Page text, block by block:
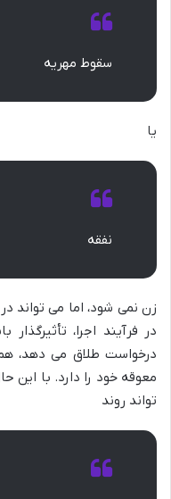
سقوط مهریه
یا
نفقه
زن نمی شود، اما می تواند
در فرآیند اجرا،
درخواست طلاق می دهد،
معوقه خود را دارد. با این
تواند روند